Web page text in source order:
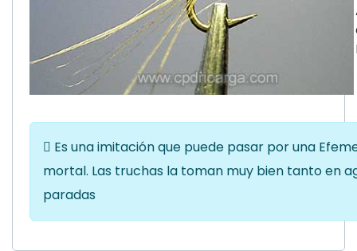
Es una imitación que puede pasar por una
mortal. Las truchas la toman muy bien tanto en
paradas